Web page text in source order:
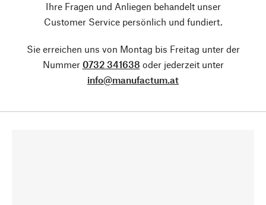
Ihre Fragen und Anliegen behandelt unser
Customer Service persönlich und fundiert.
Sie erreichen uns von Montag bis Freitag unter der
Nummer 0732 341638 oder jederzeit unter
info@manufactum.at